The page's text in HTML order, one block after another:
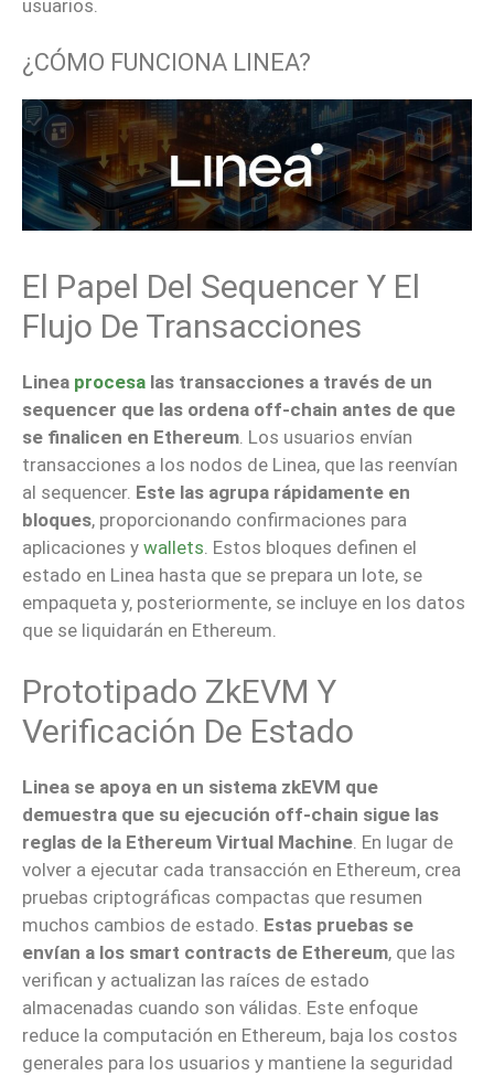
usuarios.
¿CÓMO FUNCIONA LINEA?
El Papel Del Sequencer Y El
Flujo De Transacciones
Linea procesa las transacciones a través de un
sequencer que las ordena off-chain antes de que
se finalicen en Ethereum . Los usuarios envían
transacciones a los nodos de Linea, que las reenvían
al sequencer. Este las agrupa rápidamente en
bloques, proporcionando confirmaciones para
aplicaciones y wallets . Estos bloques definen el
estado en Linea hasta que se prepara un lote, se
empaqueta y, posteriormente, se incluye en los datos
que se liquidarán en Ethereum.
Prototipado ZkEVM Y
Verificación De Estado
Linea se apoya en un sistema zkEVM que
demuestra que su ejecución off-chain sigue las
reglas de la Ethereum Virtual Machine. En lugar de
volver a ejecutar cada transacción en Ethereum, crea
pruebas criptográficas compactas que resumen
muchos cambios de estado. Estas pruebas se
envían a los smart contracts de Ethereum, que las
verifican y actualizan las raíces de estado
almacenadas cuando son válidas. Este enfoque
reduce la computación en Ethereum, baja los costos
generales para los usuarios y mantiene la seguridad